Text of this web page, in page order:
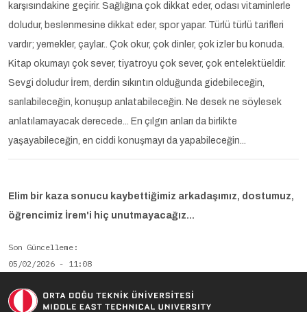
karşısındakine geçirir. Sağlığına çok dikkat eder, odası vitaminlerle
doludur, beslenmesine dikkat eder, spor yapar. Türlü türlü tarifleri
vardır; yemekler, çaylar.. Çok okur, çok dinler, çok izler bu konuda.
Kitap okumayı çok sever, tiyatroyu çok sever, çok entelektüeldir.
Sevgi doludur İrem, derdin sıkıntın olduğunda gidebileceğin,
sarılabileceğin, konuşup anlatabileceğin. Ne desek ne söylesek
anlatılamayacak derecede... En çılgın anları da birlikte
yaşayabileceğin, en ciddi konuşmayı da yapabileceğin...
Elim bir kaza sonucu kaybettiğimiz arkadaşımız, dostumuz,
öğrencimiz İrem'i hiç unutmayacağız...
Son Güncelleme
05/02/2026 - 11:08